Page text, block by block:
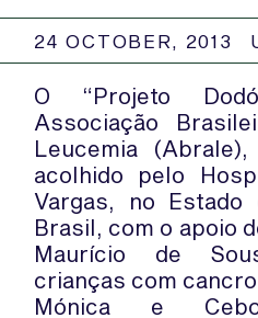
24 OCTOBER, 2013
O “Projeto
Associação
Leucemia
acolhido pelo
Vargas, no Estado
Brasil, com o apoio
Maurício de
crianças com
Mónica e